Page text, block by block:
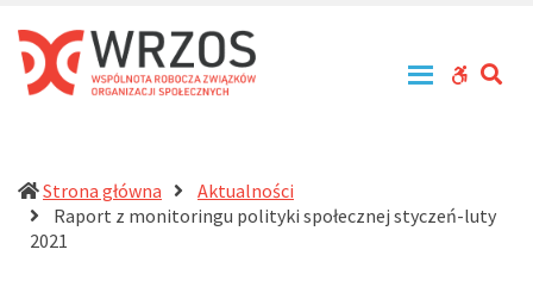
Wspólnota
Robocza
zachowaniu
zasad
tolerancji,
działa
rzecz
WCAG
Strona główna
Aktualności
Raport z monitoringu polityki społecznej styczeń-luty
2021